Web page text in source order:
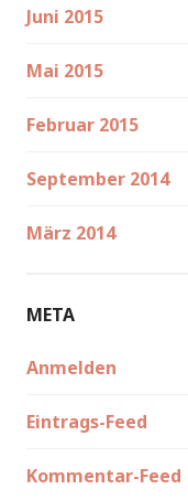
Juni 2015
Mai 2015
Februar 2015
September 2014
März 2014
META
Anmelden
Eintrags-Feed
Kommentar-Feed